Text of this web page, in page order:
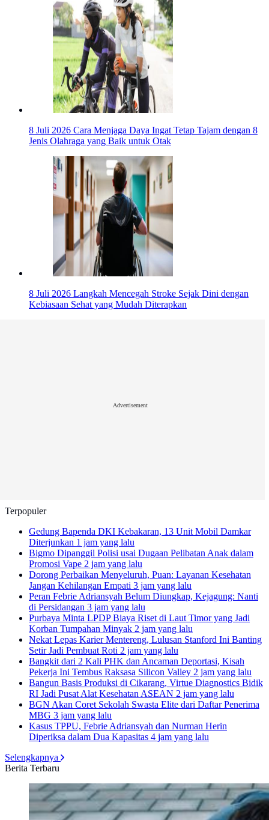
8 Juli 2026 Cara Menjaga Daya Ingat Tetap Tajam dengan 8
Jenis Olahraga yang Baik untuk Otak
8 Juli 2026 Langkah Mencegah Stroke Sejak Dini dengan
Kebiasaan Sehat yang Mudah Diterapkan
Advertisement
Terpopuler
Gedung Bapenda DKI Kebakaran, 13 Unit Mobil Damkar
Diterjunkan 1 jam yang lalu
Bigmo Dipanggil Polisi usai Dugaan Pelibatan Anak dalam
Promosi Vape 2 jam yang lalu
Dorong Perbaikan Menyeluruh, Puan: Layanan Kesehatan
Jangan Kehilangan Empati 3 jam yang lalu
Peran Febrie Adriansyah Belum Diungkap, Kejagung: Nanti
di Persidangan 3 jam yang lalu
Purbaya Minta LPDP Biaya Riset di Laut Timor yang Jadi
Korban Tumpahan Minyak 2 jam yang lalu
Nekat Lepas Karier Mentereng, Lulusan Stanford Ini Banting
Setir Jadi Pembuat Roti 2 jam yang lalu
Bangkit dari 2 Kali PHK dan Ancaman Deportasi, Kisah
Pekerja Ini Tembus Raksasa Silicon Valley 2 jam yang lalu
Bangun Basis Produksi di Cikarang, Virtue Diagnostics Bidik
RI Jadi Pusat Alat Kesehatan ASEAN 2 jam yang lalu
BGN Akan Coret Sekolah Swasta Elite dari Daftar Penerima
MBG 3 jam yang lalu
Kasus TPPU, Febrie Adriansyah dan Nurman Herin
Diperiksa dalam Dua Kapasitas 4 jam yang lalu
Selengkapnya
Berita Terbaru